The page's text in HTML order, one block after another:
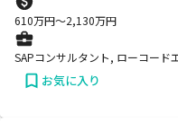
610万円〜2,130万円
SAPコンサルタント, ローコード
お気に入り